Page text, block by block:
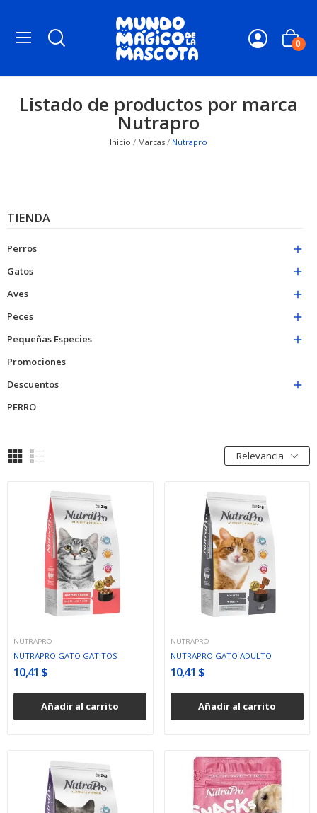
0
Listado de productos por marca
Nutrapro
Inicio Marcas Nutrapro
TIENDA
Perros

Gatos

Aves

Peces

Pequeñas Especies

Promociones
Descuentos

PERRO
Relevancia
NUTRAPRO
NUTRAPRO GATO GATITOS
10,41 $
Añadir al carrito
NUTRAPRO
NUTRAPRO GATO ADULTO
10,41 $
Añadir al carrito